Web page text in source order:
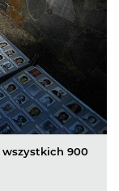
900